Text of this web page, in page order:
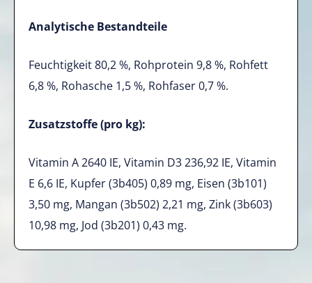
Analytische Bestandteile
Feuchtigkeit 80,2 %, Rohprotein 9,8 %, Rohfett
6,8 %, Rohasche 1,5 %, Rohfaser 0,7 %.
Zusatzstoffe (pro kg):
Vitamin A 2640 IE, Vitamin D3 236,92 IE, Vitamin
E 6,6 IE, Kupfer (3b405) 0,89 mg, Eisen (3b101)
3,50 mg, Mangan (3b502) 2,21 mg, Zink (3b603)
10,98 mg, Jod (3b201) 0,43 mg.